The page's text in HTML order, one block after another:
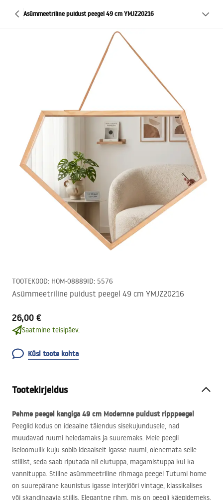
Asümmeetriline puidust peegel 49 cm YMJZ20216
TOOTEKOOD: HOM-08889ID: 5576
Asümmeetriline puidust peegel 49 cm YMJZ20216
26,00 €
Saatmine teisipäev.
Küsi toote kohta
Tootekirjeldus
Pehme peegel kangiga 49 cm Modernne puidust ripppeegel
Peeglid kodus on ideaalne täiendus sisekujundusele, nad
muudavad ruumi heledamaks ja suuremaks. Meie peegli
iseloomulik kuju sobib ideaalselt igasse ruumi, olenemata selle
stiilist, seda saab riputada nii elutuppa, magamistuppa kui ka
vannituppa. Stiilne asümmeetriline rihmaga peegel Tutumi home
on suurepärane kaunistus igasse interjööri vintage, klassikalises
või skandinaavia stiilis. Elegantne rihm, mis on peegli käepidemeks,